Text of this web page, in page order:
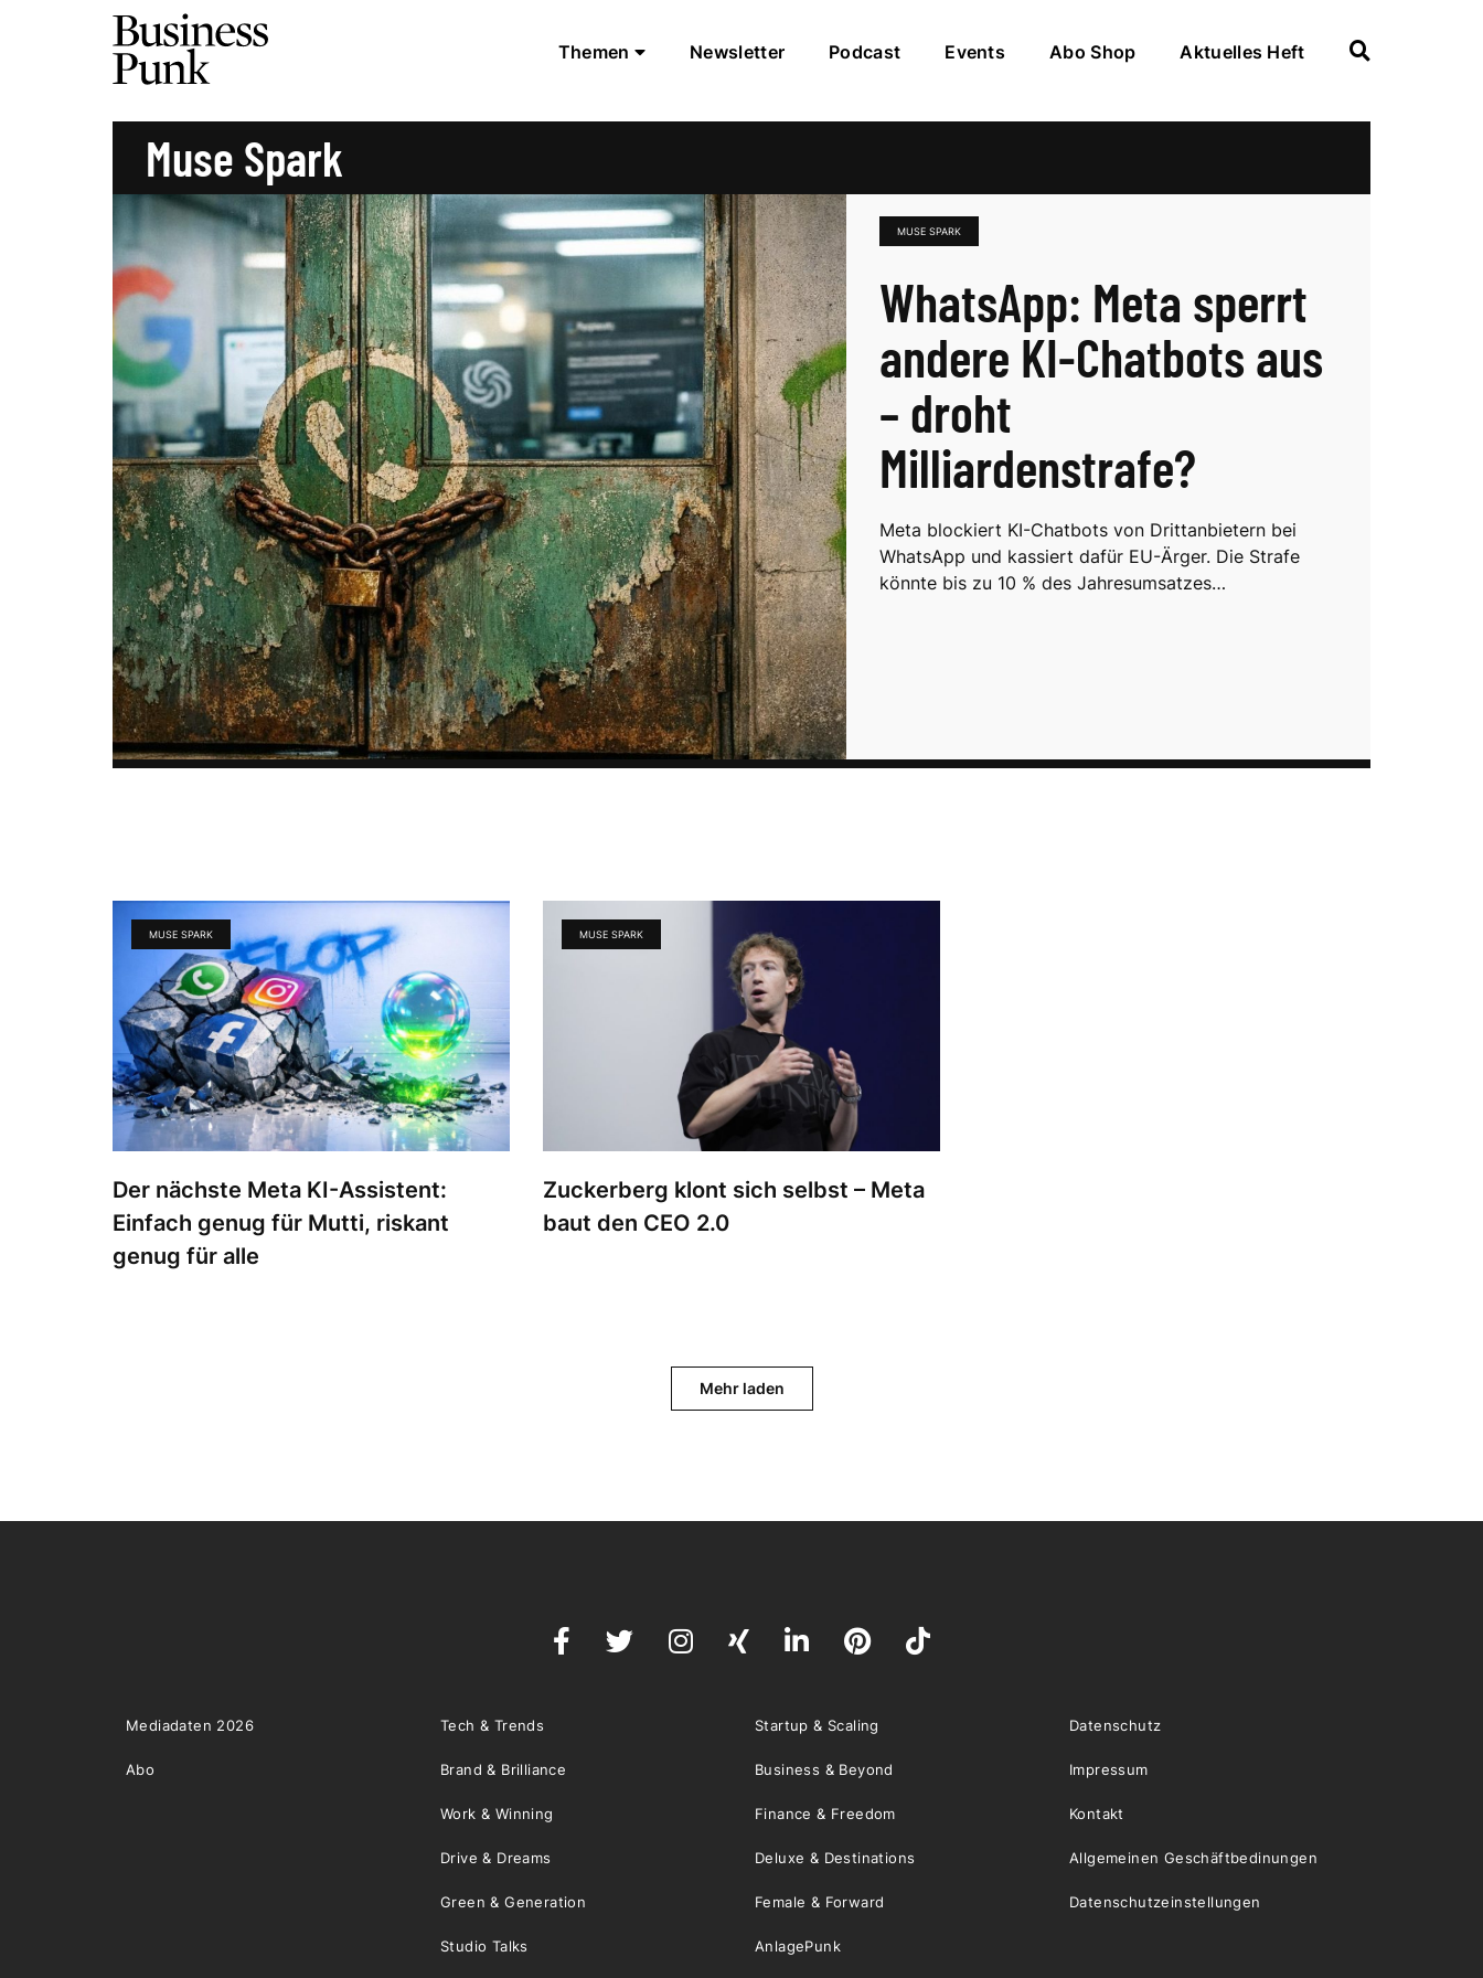
Themen Newsletter Podcast Events Abo Shop Aktuelles Heft
Muse Spark
MUSE SPARK
WhatsApp: Meta sperrt
andere KI-Chatbots aus
– droht
Milliardenstrafe?
Meta blockiert KI-Chatbots von Drittanbietern bei
WhatsApp und kassiert dafür EU-Ärger. Die Strafe
könnte bis zu 10 % des Jahresumsatzes…
Der nächste Meta KI-Assistent:
Einfach genug für Mutti, riskant
genug für alle
MUSE SPARK
Zuckerberg klont sich selbst – Meta
baut den CEO 2.0
MUSE SPARK
Mehr laden
Mediadaten 2026
Abo
Tech & Trends Startup & Scaling
Brand & Brilliance Business & Beyond
Work & Winning Finance & Freedom
Drive & Dreams Deluxe & Destinations
Green & Generation Female & Forward
Studio Talks AnlagePunk
Datenschutz
Impressum
Kontakt
Allgemeinen Geschäftbedinungen
Datenschutzeinstellungen